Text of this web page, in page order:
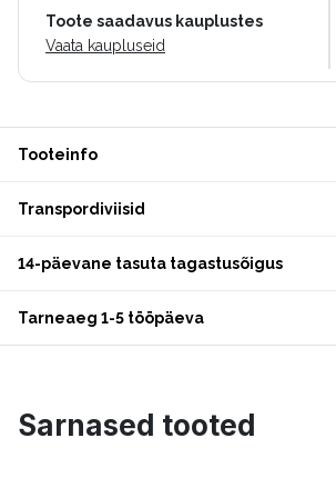
Toote saadavus kauplustes
Vaata kaupluseid
Tooteinfo
Transpordiviisid
14-päevane tasuta tagastusõigus
Tarneaeg 1-5 tööpäeva
Sarnased tooted